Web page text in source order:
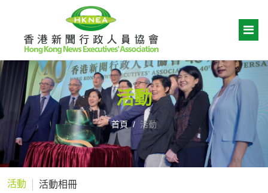
活動
首頁 活動
活動 活動相冊